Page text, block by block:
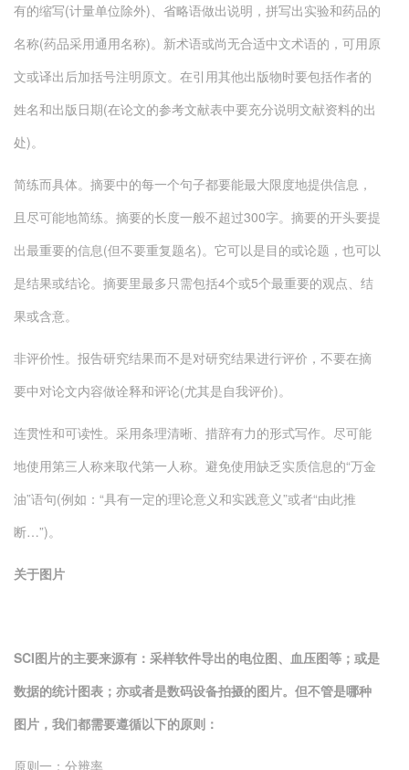
有的缩写(计量单位除外)、省略语做出说明，拼写出实验和药品的
名称(药品采用通用名称)。新术语或尚无合适中文术语的，可用原
文或译出后加括号注明原文。在引用其他出版物时要包括作者的
姓名和出版日期(在论文的参考文献表中要充分说明文献资料的出
处)。
简练而具体。摘要中的每一个句子都要能最大限度地提供信息，
且尽可能地简练。摘要的长度一般不超过300字。摘要的开头要提
出最重要的信息(但不要重复题名)。它可以是目的或论题，也可以
是结果或结论。摘要里最多只需包括4个或5个最重要的观点、结
果或含意。
非评价性。报告研究结果而不是对研究结果进行评价，不要在摘
要中对论文内容做诠释和评论(尤其是自我评价)。
连贯性和可读性。采用条理清晰、措辞有力的形式写作。尽可能
地使用第三人称来取代第一人称。避免使用缺乏实质信息的“万金
油”语句(例如：“具有一定的理论意义和实践意义”或者“由此推
断…”)。
关于图片
SCI图片的主要来源有：采样软件导出的电位图、血压图等；或是
数据的统计图表；亦或者是数码设备拍摄的图片。但不管是哪种
图片，我们都需要遵循以下的原则：
原则一：分辨率